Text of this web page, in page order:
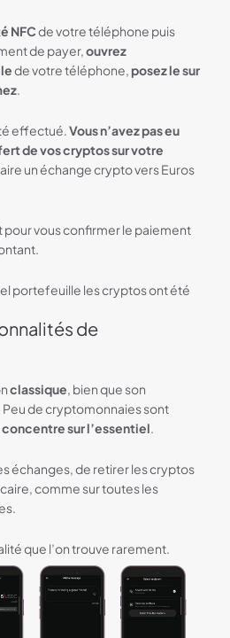
NFCde votre téléphone puis
de payer,ouvrez
de votre téléphone, posez le sur
.
effectué.Vous n’avez pas eu
de vos cryptos sur votre
un échange crypto vers Euros
vous confirmer le paiement
portefeuille les cryptos ont été
de
classique, bien que son
de cryptomonnaies sont
concentre sur l’essentiel.
échanges, de retirer les cryptos
comme sur toutes les
que l’on trouve rarement.